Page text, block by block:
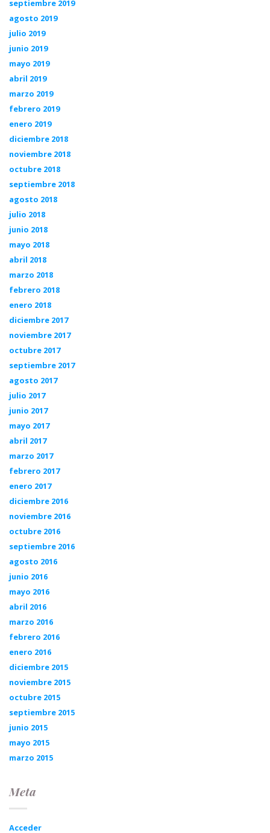
septiembre 2019
agosto 2019
julio 2019
junio 2019
mayo 2019
abril 2019
marzo 2019
febrero 2019
enero 2019
diciembre 2018
noviembre 2018
octubre 2018
septiembre 2018
agosto 2018
julio 2018
junio 2018
mayo 2018
abril 2018
marzo 2018
febrero 2018
enero 2018
diciembre 2017
noviembre 2017
octubre 2017
septiembre 2017
agosto 2017
julio 2017
junio 2017
mayo 2017
abril 2017
marzo 2017
febrero 2017
enero 2017
diciembre 2016
noviembre 2016
octubre 2016
septiembre 2016
agosto 2016
junio 2016
mayo 2016
abril 2016
marzo 2016
febrero 2016
enero 2016
diciembre 2015
noviembre 2015
octubre 2015
septiembre 2015
junio 2015
mayo 2015
marzo 2015
Meta
Acceder